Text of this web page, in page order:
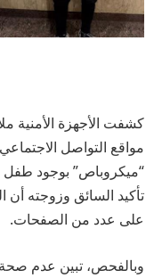
كشفت الأجهزة الأمنية
مواقع التواصل
“ميكروباص” بوجود
تأكيد السائق وزوجته أن
على عدد من الصفحات.
وبالفحص، تبين عدم